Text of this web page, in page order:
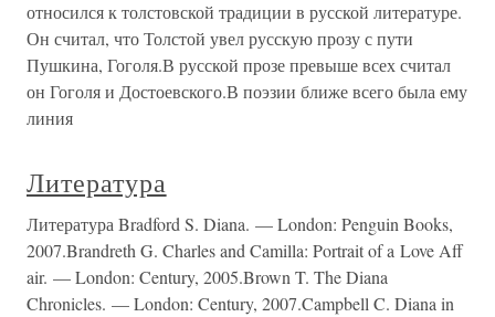
относился к толстовской традиции в русской литературе.
Он считал, что Толстой увел русскую прозу с пути
Пушкина, Гоголя.В русской прозе превыше всех считал
он Гоголя и Достоевского.В поэзии ближе всего была ему
линия
Литература
Литература Bradford S. Diana. — London: Penguin Books,
2007.Brandreth G. Charles and Camilla: Portrait of a Love Aff
air. — London: Century, 2005.Brown T. The Diana
Chronicles. — London: Century, 2007.Campbell C. Diana in